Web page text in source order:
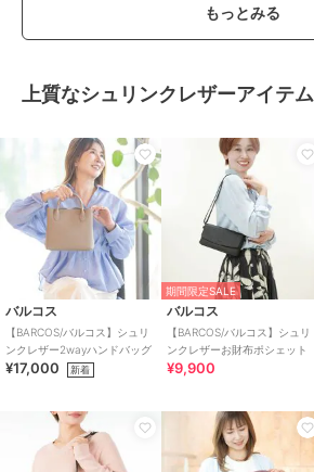
もっとみる
上質なシュリンクレザーアイテム
バルコス
【BARCOS/バルコス】シュリ
ンクレザー2wayハンドバッグ
¥17,000 新着
期間限定SALE
バルコス
【BARCOS/バルコス】シュリ
ンクレザーお財布ポシェット
¥9,900